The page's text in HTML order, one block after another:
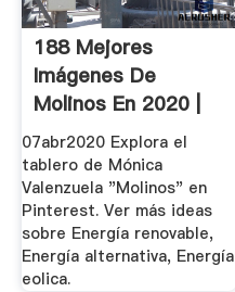
188 Mejores
Imágenes De
Molinos En 2020 |
Energía ...
07abr2020 Explora el
tablero de Mónica
Valenzuela "Molinos" en
Pinterest. Ver más ideas
sobre Energía renovable,
Energía alternativa, Energía
eolica.